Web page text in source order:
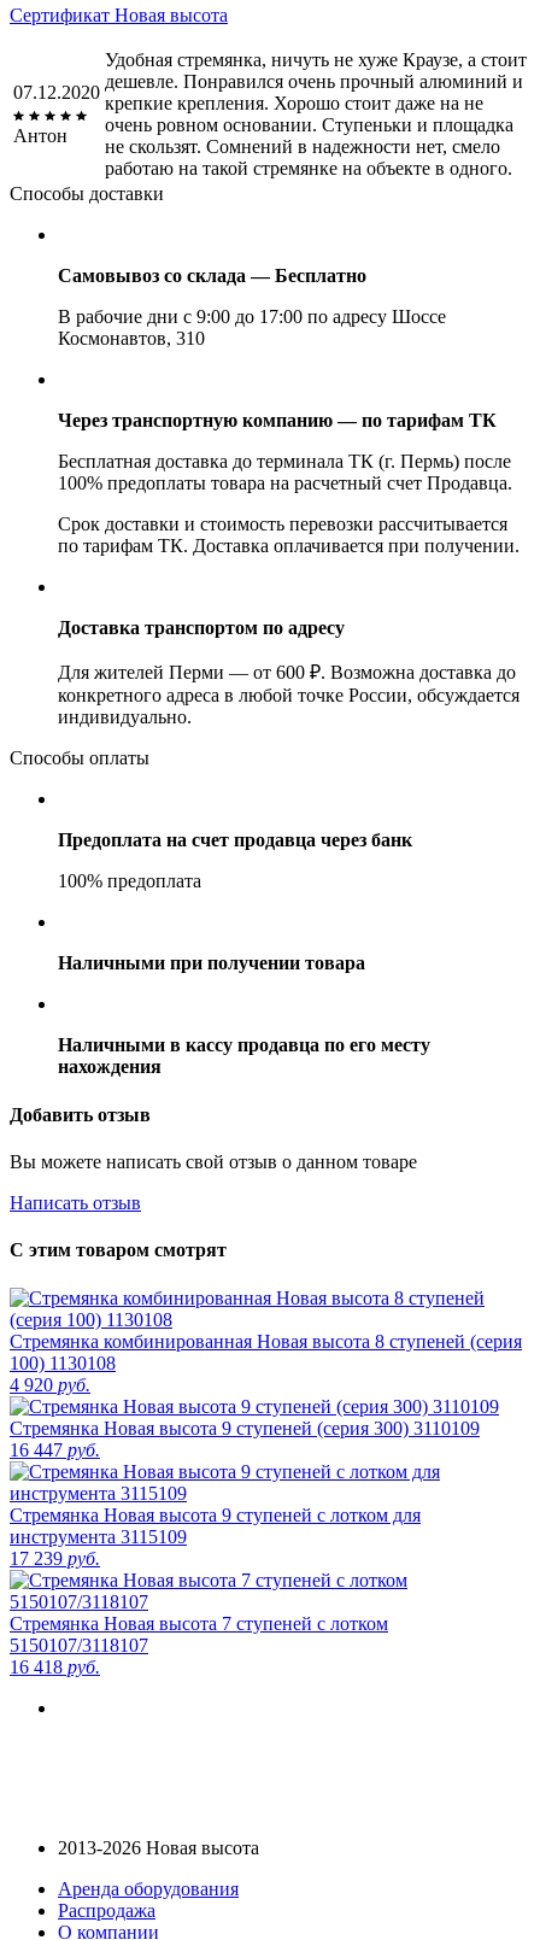
Сертификат Новая высота
07.12.2020
Антон
Удобная стремянка, ничуть не хуже Краузе, а стоит
дешевле. Понравился очень прочный алюминий и
крепкие крепления. Хорошо стоит даже на не
очень ровном основании. Ступеньки и площадка
не скользят. Сомнений в надежности нет, смело
работаю на такой стремянке на объекте в одного.
Способы доставки
Самовывоз со склада — Бесплатно
В рабочие дни с 9:00 до 17:00 по адресу Шоссе
Космонавтов, 310
Через транспортную компанию — по тарифам ТК
Бесплатная доставка до терминала ТК (г. Пермь) после
100% предоплаты товара на расчетный счет Продавца.
Срок доставки и стоимость перевозки рассчитывается
по тарифам ТК. Доставка оплачивается при получении.
Доставка транспортом по адресу
Для жителей Перми — от 600 ₽. Возможна доставка до
конкретного адреса в любой точке России, обсуждается
индивидуально.
Способы оплаты
Предоплата на счет продавца через банк
100% предоплата
Наличными при получении товара
Наличными в кассу продавца по его месту
нахождения
Добавить отзыв
Вы можете написать свой отзыв о данном товаре
Написать отзыв
С этим товаром смотрят
Стремянка комбинированная Новая высота 8 ступеней (серия
100) 1130108
4 920 руб.
Стремянка Новая высота 9 ступеней (серия 300) 3110109
16 447 руб.
Стремянка Новая высота 9 ступеней с лотком для
инструмента 3115109
17 239 руб.
Стремянка Новая высота 7 ступеней с лотком
5150107/3118107
16 418 руб.
2013-2026 Новая высота
Аренда оборудования
Распродажа
О компании